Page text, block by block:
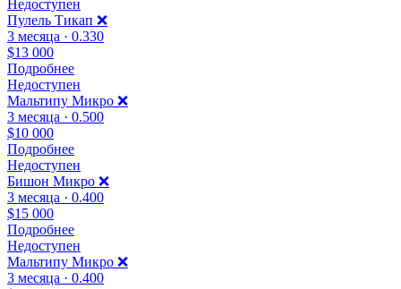
Недоступен
Пулель Тикап ❌
3 месяца · 0.330
$13 000
Подробнее
Недоступен
Мальтипу Микро ❌
3 месяца · 0.500
$10 000
Подробнее
Недоступен
Бишон Микро ❌
3 месяца · 0.400
$15 000
Подробнее
Недоступен
Мальтипу Микро ❌
3 месяца · 0.400